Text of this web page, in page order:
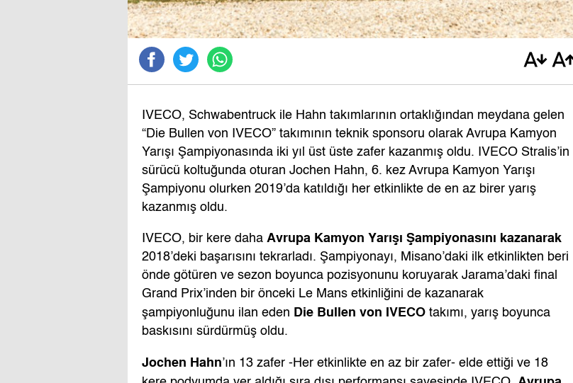
IVECO, Schwabentruck ile Hahn takımlarının ortaklığından meydana gelen
“Die Bullen von IVECO” takımının teknik sponsoru olarak Avrupa Kamyon
Yarışı Şampiyonasında iki yıl üst üste zafer kazanmış oldu. IVECO Stralis’in
sürücü koltuğunda oturan Jochen Hahn, 6. kez Avrupa Kamyon Yarışı
Şampiyonu olurken 2019’da katıldığı her etkinlikte de en az birer yarış
kazanmış oldu.
IVECO, bir kere daha Avrupa Kamyon Yarışı Şampiyonasını kazanarak
2018’deki başarısını tekrarladı. Şampiyonayı, Misano’daki ilk etkinlikten beri
önde götüren ve sezon boyunca pozisyonunu koruyarak Jarama’daki final
Grand Prix’inden bir önceki Le Mans etkinliğini de kazanarak
şampiyonluğunu ilan eden Die Bullen von IVECO takımı, yarış boyunca
baskısını sürdürmüş oldu.
Jochen Hahn’ın 13 zafer -Her etkinlikte en az bir zafer- elde ettiği ve 18